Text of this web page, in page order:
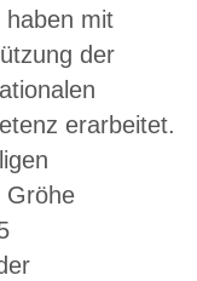
haben mit
der
erarbeitet.
Gröhe